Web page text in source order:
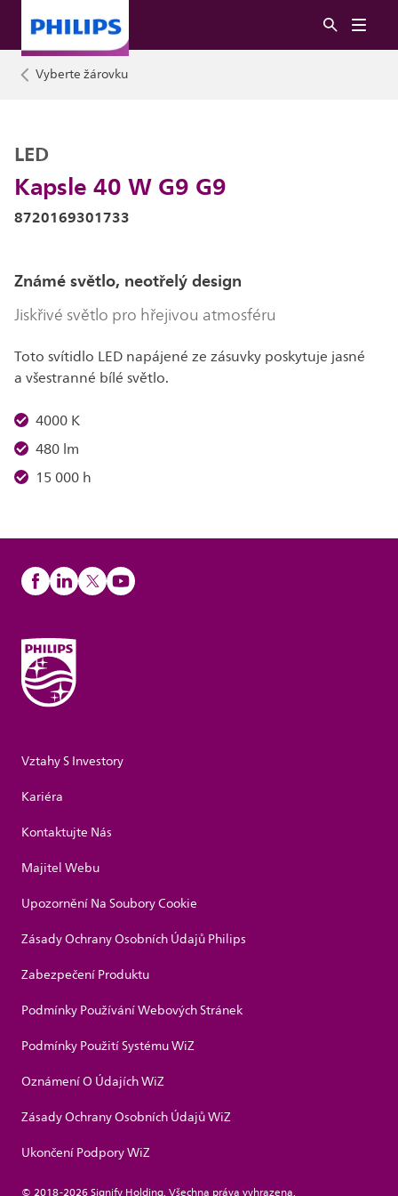
Vyberte žárovku
Kapsle 40 W G9 G9
LED
8720169301733
Známé světlo, neotřelý design
Jiskřivé světlo pro hřejivou atmosféru
Toto svítidlo LED napájené ze zásuvky poskytuje jasné
a všestranné bílé světlo.
4000 K
480 lm
15 000 h
Vztahy S Investory
Kariéra
Kontaktujte Nás
Majitel Webu
Upozornění Na Soubory Cookie
Zásady Ochrany Osobních Údajů Philips
Zabezpečení Produktu
Podmínky Používání Webových Stránek
Podmínky Použití Systému WiZ
Oznámení O Údajích WiZ
Zásady Ochrany Osobních Údajů WiZ
Ukončení Podpory WiZ